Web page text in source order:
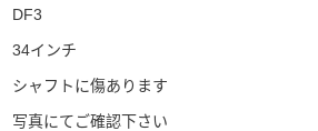
DF3
34インチ
シャフトに傷あります
写真にてご確認下さい